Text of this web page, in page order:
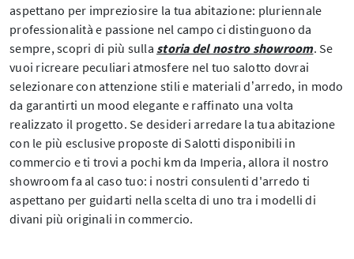
aspettano per impreziosire la tua abitazione: pluriennale
professionalità e passione nel campo ci distinguono da
sempre, scopri di più sulla storia del nostro showroom. Se
vuoi ricreare peculiari atmosfere nel tuo salotto dovrai
selezionare con attenzione stili e materiali d’arredo, in modo
da garantirti un mood elegante e raffinato una volta
realizzato il progetto. Se desideri arredare la tua abitazione
con le più esclusive proposte di Salotti disponibili in
commercio e ti trovi a pochi km da Imperia, allora il nostro
showroom fa al caso tuo: i nostri consulenti d'arredo ti
aspettano per guidarti nella scelta di uno tra i modelli di
divani più originali in commercio.